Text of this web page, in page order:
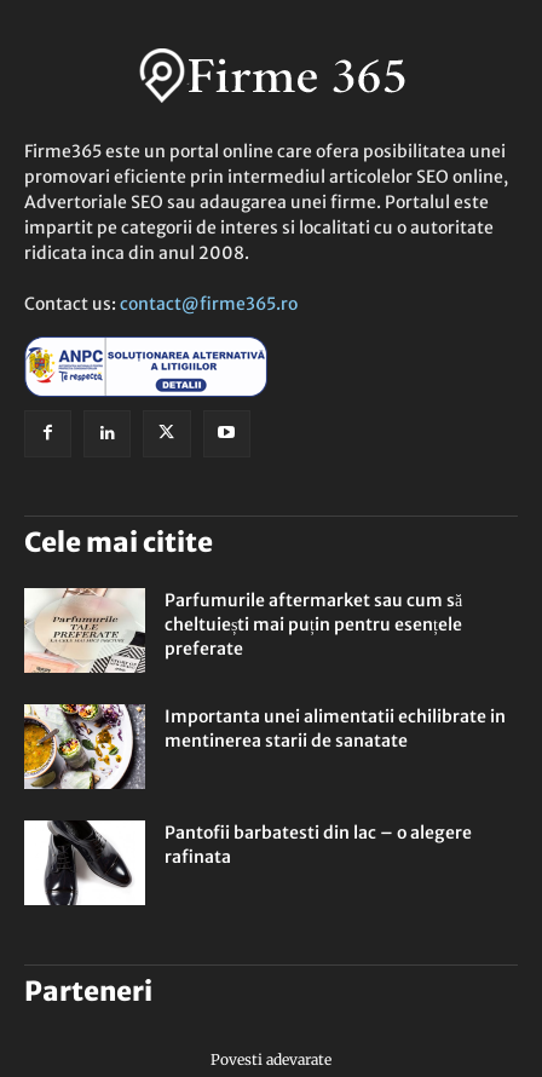
Firme365 este un portal online care ofera posibilitatea unei
promovari eficiente prin intermediul articolelor SEO online,
Advertoriale SEO sau adaugarea unei firme. Portalul este
impartit pe categorii de interes si localitati cu o autoritate
ridicata inca din anul 2008.
Contact us: contact@firme365.ro
Cele mai citite
Parfumurile aftermarket sau cum să
cheltuiești mai puțin pentru esențele
preferate
Importanta unei alimentatii echilibrate in
mentinerea starii de sanatate
Pantofii barbatesti din lac – o alegere
rafinata
Parteneri
Povesti adevarate